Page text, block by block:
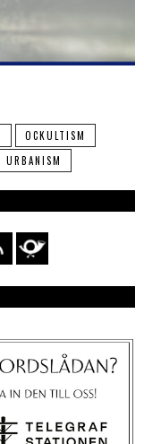
OCKULTISM
URBANISM